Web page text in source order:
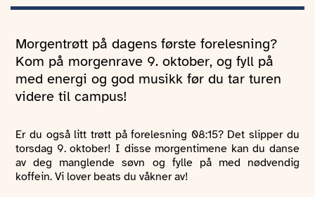
Morgentrøtt på dagens første forelesning?
Kom på morgenrave 9. oktober, og fyll på
med energi og god musikk før du tar turen
videre til campus!
Er du også litt trøtt på forelesning 08:15? Det slipper du
torsdag 9. oktober! I disse morgentimene kan du danse
av deg manglende søvn og fylle på med nødvendig
koffein. Vi lover beats du våkner av!